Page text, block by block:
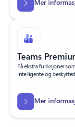
Mer
Teams
Få ekstra funksjoner
intelligente og
Mer